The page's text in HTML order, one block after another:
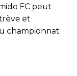
FC peut
et
championnat.